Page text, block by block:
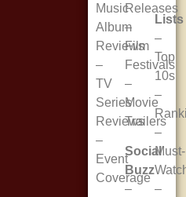
Music
Album
Reviews
–
TV
Series
Reviews
–
Event
Coverage
Releases
–
Film
Festivals
–
Movie
Trailers
Social
Buzz
–
Lists
–
Top
10s
–
–
Must-
–